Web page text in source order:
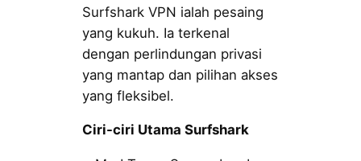
Surfshark VPN ialah pesaing
yang kukuh. Ia terkenal
dengan perlindungan privasi
yang mantap dan pilihan akses
yang fleksibel.
Ciri-ciri Utama Surfshark